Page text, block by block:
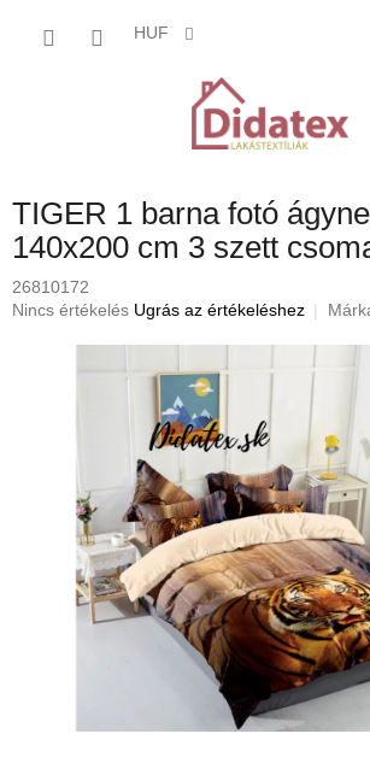
HUF
TIGER 1 barna fotó
140x200 cm 3 szett
26810172
A
Nincs értékelés Ugrás az értékeléshez